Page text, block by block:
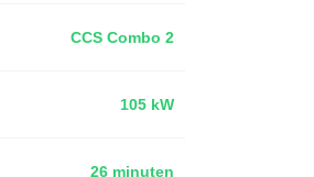
CCS Combo 2
105 kW
26 minuten